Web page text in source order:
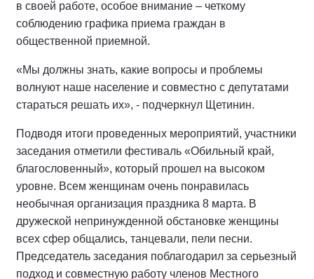
в своей работе, особое внимание – четкому
соблюдению графика приема граждан в
общественной приемной.
«Мы должны знать, какие вопросы и проблемы
волнуют наше население и совместно с депутатами
стараться решать их», - подчеркнул Щетинин.
Подводя итоги проведенных мероприятий, участники
заседания отметили фестиваль «Обильный край,
благословенный», который прошел на высоком
уровне. Всем женщинам очень понравилась
необычная организация праздника 8 марта. В
дружеской непринужденной обстановке женщины
всех сфер общались, танцевали, пели песни.
Председатель заседания поблагодарил за серьезный
подход и совместную работу членов Местного